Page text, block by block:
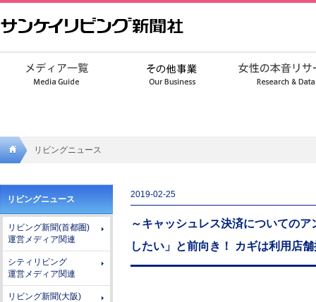
イリビ
ング新
聞社
リビングニュース
リビングニュース
リビング新聞(首都圏)
運営メディア関連
シティリビング
運営メディア関連
リビング新聞(大阪)
2019-02-25
～キャッシュレス決済についての
したい」と前向き！ カギは利用店